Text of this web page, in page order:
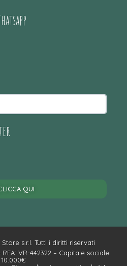
QUI
s.r.l. Tutti i diritti riservati
REA: VR-442322 – Capitale sociale:
10.000€